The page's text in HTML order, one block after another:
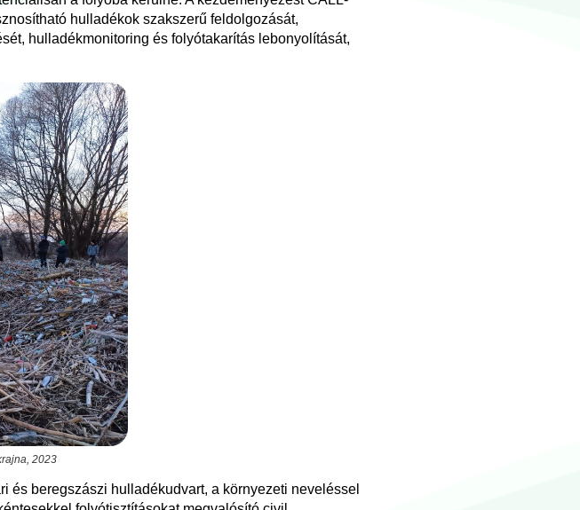
hulladékok szakszerű feldolgozását,
hulladékmonitoring és folyótakarítás lebonyolítását,
2023
és beregszászi hulladékudvart, a környezeti neveléssel